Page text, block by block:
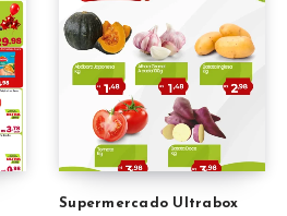
Supermercado Ultrabox